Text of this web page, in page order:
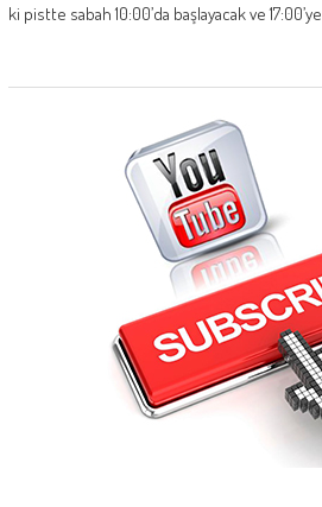
ki pistte sabah 10:00’da başlayacak ve 17:00’ye